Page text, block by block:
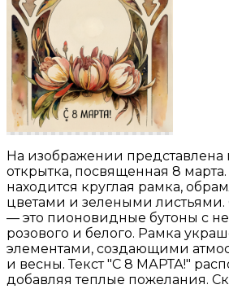
На изображении представлена
открытка, посвященная 8
находится круглая рамка,
цветами и зелеными
— это пионовидные бутоны с
розового и белого. Рамка
элементами, создающими
и весны. Текст "С 8 МАРТА!"
добавляя теплые пожелания.